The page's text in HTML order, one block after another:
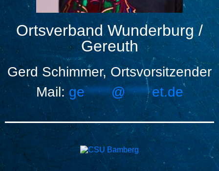
Ortsverband Wunderburg /
Gereuth
Gerd Schimmer, Ortsvorsitzender
Mail: ge*****@*****et.de